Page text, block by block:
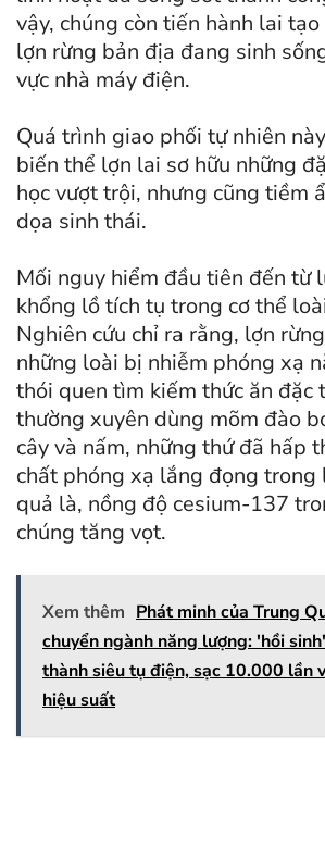
vậy, chúng còn tiến hành lai
lợn rừng bản địa đang sinh
vực nhà máy điện.
Quá trình giao phối tự nhiên
biến thể lợn lai sơ hữu những
học vượt trội, nhưng cũng tiềm
dọa sinh thái.
Mối nguy hiểm đầu tiên đến từ
khổng lồ tích tụ trong cơ thể
Nghiên cứu chỉ ra rằng, lợn
những loài bị nhiễm phóng xạ
thói quen tìm kiếm thức ăn đặc
thường xuyên dùng mõm đào
cây và nấm, những thứ đã hấp
chất phóng xạ lắng đọng trong
quả là, nồng độ cesium-137
chúng tăng vọt.
Xem thêm Phát minh của Trung
chuyển ngành năng lượng: 'hồi
thành siêu tụ điện, sạc 10.000 lần
hiệu suất